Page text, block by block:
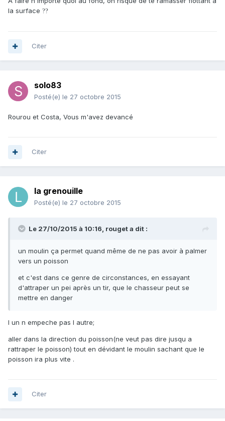
la surface ??
Citer
solo83
Posté(e) le 27 octobre 2015
Rourou et Costa, Vous m'avez devancé
Citer
la grenouille
Posté(e) le 27 octobre 2015
Le 27/10/2015 à 10:16, rouget a dit :
un moulin ça permet quand même de ne pas avoir à palmer
vers un poisson
et c'est dans ce genre de circonstances, en essayant
d'attraper un pei après un tir, que le chasseur peut se
mettre en danger
l un n empeche pas l autre;
aller dans la direction du poisson(ne veut pas dire jusqu a
rattraper le poisson) tout en dévidant le moulin sachant que le
poisson ira plus vite .
Citer